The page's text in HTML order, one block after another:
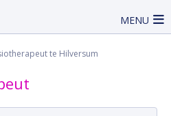
MENU
te Hilversum